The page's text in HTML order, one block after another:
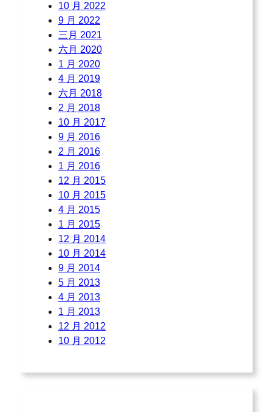
10 月 2022
9 月 2022
三月 2021
六月 2020
1 月 2020
4 月 2019
六月 2018
2 月 2018
10 月 2017
9 月 2016
2 月 2016
1 月 2016
12 月 2015
10 月 2015
4 月 2015
1 月 2015
12 月 2014
10 月 2014
9 月 2014
5 月 2013
4 月 2013
1 月 2013
12 月 2012
10 月 2012